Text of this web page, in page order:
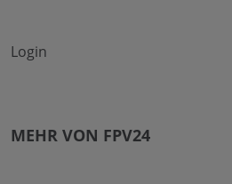
Login
MEHR VON FPV24